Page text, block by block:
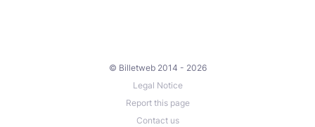
© Billetweb 2014 - 2026
Legal Notice
Report this page
Contact us